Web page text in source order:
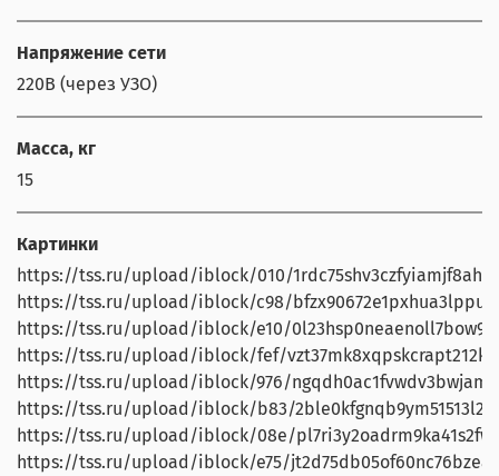
Напряжение сети
220В (через УЗО)
Масса, кг
15
Картинки
https://tss.ru/upload/iblock/010/
https://tss.ru/upload/iblock/c98/
https://tss.ru/upload/iblock/e10/
https://tss.ru/upload/iblock/fef/
https://tss.ru/upload/iblock/976/
https://tss.ru/upload/iblock/b83/
https://tss.ru/upload/iblock/08e/
https://tss.ru/upload/iblock/e75/